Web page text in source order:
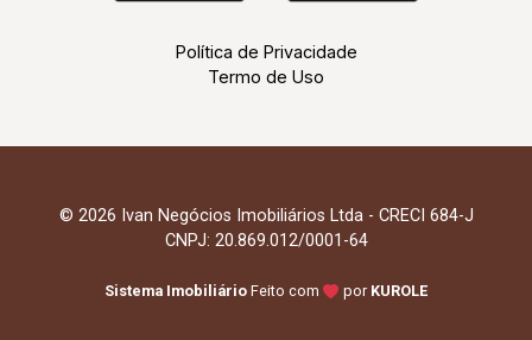
Política de Privacidade
Termo de Uso
© 2026 Ivan Negócios Imobiliários Ltda - CRECI 684-J
CNPJ: 20.869.012/0001-64
Sistema Imobiliário Feito com por KUROLE